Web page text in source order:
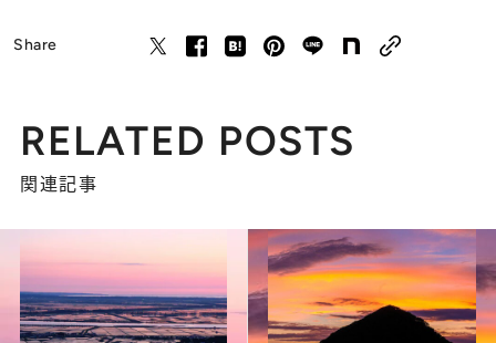
Share
RELATED POSTS
関連記事